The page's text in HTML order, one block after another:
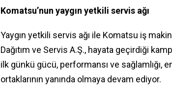
Komatsu’nun yaygın yetkili servis ağı
Yaygın yetkili servis ağı ile Komatsu iş
Dağıtım ve Servis A.Ş., hayata geçirdiği
ilk günkü gücü, performansı ve sağlamlığı,
ortaklarının yanında olmaya devam ediyor.